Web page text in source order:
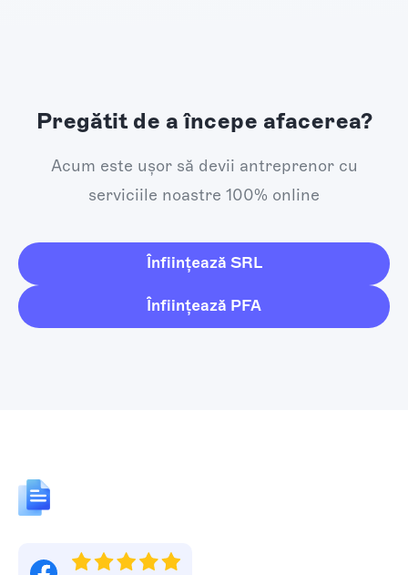
Pregătit de a începe afacerea?
Acum este ușor să devii antreprenor cu
serviciile noastre 100% online
Înființează SRL
Înființează PFA